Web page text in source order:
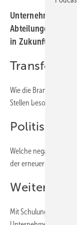
Unternehmen
Abteilungen und
in
Wie die Branche auf
Stellen besonders
Politische
Welche negativen
der erneuerbaren
Mit Schulungen für